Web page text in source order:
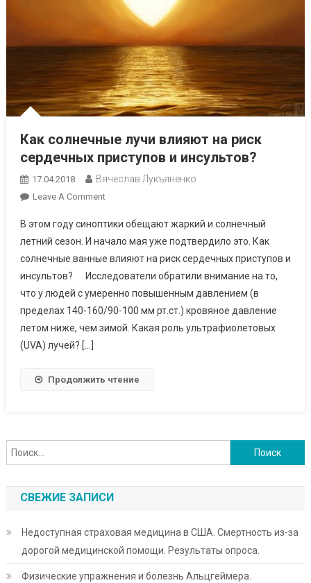
Как солнечные лучи влияют на риск
сердечных приступов и инсультов?
17.04.2018 Вячеслав Лукъяненко
Leave A CommentOn
Солнечные
Лучи
Влияют
На
Риск
Сердечных
Приступов
В этом году синоптики обещают жаркий и солнечный
летний сезон. И начало мая уже подтвердило это. Как
солнечные ванные влияют на риск сердечных приступов и
инсультов? Исследователи обратили внимание на то,
что у людей с умеренно повышенным давлением (в
пределах 140-160/90-100 мм рт.ст.) кровяное давление
летом ниже, чем зимой. Какая роль ультрафиолетовых
(UVA) лучей? […]
Продолжить чтение
Найти:
СВЕЖИЕ ЗАПИСИ
Недоступная страховая медицина в США. Смертность из-за
дорогой медицинской помощи. Результаты опроса.
Физические упражнения и болезнь Альцгеймера.